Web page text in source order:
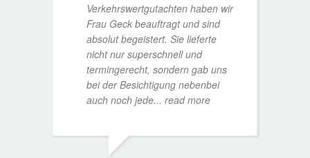
Verkehrswertgutachten haben wir
Frau Geck beauftragt und sind
absolut begeistert. Sie lieferte
nicht nur superschnell und
termingerecht, sondern gab uns
bei der Besichtigung nebenbei
auch noch jede... read more